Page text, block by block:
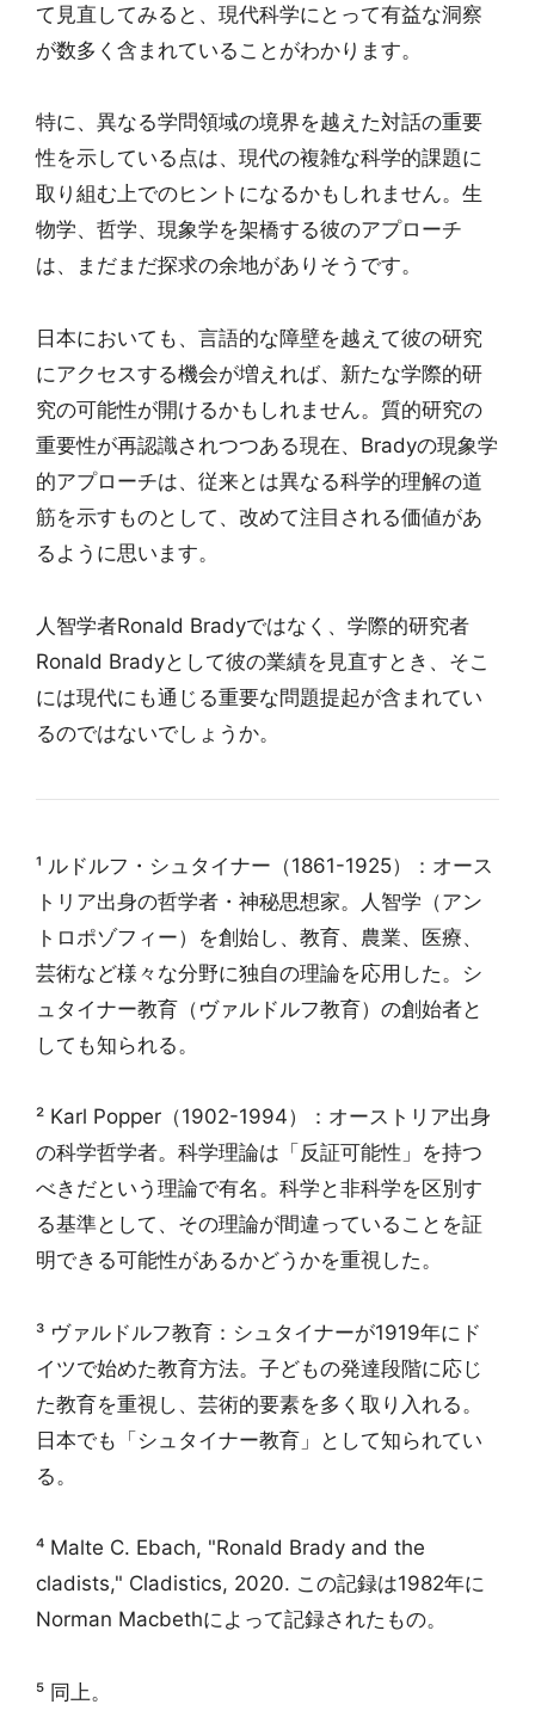
て見直してみると、現代科学にとって有益な洞察
が数多く含まれていることがわかります。
特に、異なる学問領域の境界を越えた対話の重要
性を示している点は、現代の複雑な科学的課題に
取り組む上でのヒントになるかもしれません。生
物学、哲学、現象学を架橋する彼のアプローチ
は、まだまだ探求の余地がありそうです。
日本においても、言語的な障壁を越えて彼の研究
にアクセスする機会が増えれば、新たな学際的研
究の可能性が開けるかもしれません。質的研究の
重要性が再認識されつつある現在、Bradyの現象学
的アプローチは、従来とは異なる科学的理解の道
筋を示すものとして、改めて注目される価値があ
るように思います。
人智学者Ronald Bradyではなく、学際的研究者
Ronald Bradyとして彼の業績を見直すとき、そこ
には現代にも通じる重要な問題提起が含まれてい
るのではないでしょうか。
¹ ルドルフ・シュタイナー（1861-1925）：オース
トリア出身の哲学者・神秘思想家。人智学（アン
トロポゾフィー）を創始し、教育、農業、医療、
芸術など様々な分野に独自の理論を応用した。シ
ュタイナー教育（ヴァルドルフ教育）の創始者と
しても知られる。
² Karl Popper（1902-1994）：オーストリア出身
の科学哲学者。科学理論は「反証可能性」を持つ
べきだという理論で有名。科学と非科学を区別す
る基準として、その理論が間違っていることを証
明できる可能性があるかどうかを重視した。
³ ヴァルドルフ教育：シュタイナーが1919年にド
イツで始めた教育方法。子どもの発達段階に応じ
た教育を重視し、芸術的要素を多く取り入れる。
日本でも「シュタイナー教育」として知られてい
る。
⁴ Malte C. Ebach, "Ronald Brady and the
cladists," Cladistics, 2020. この記録は1982年に
Norman Macbethによって記録されたもの。
⁵ 同上。